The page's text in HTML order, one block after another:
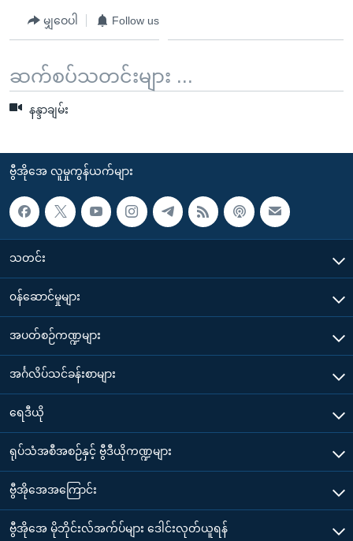
ကျော်
ရန်
မျှဝေပါ Follow us
ဆက်စပ်သတင်းများ ...
နန္ဒာချမ်း
ဗွီအိုအေ လူမှုကွန်ယက်များ
သတင်း
၀န်ဆောင်မှုများ
အပတ်စဉ်ကဏ္ဍများ
အင်္ဂလိပ်သင်ခန်းစာများ
ရေဒီယို
ရုပ်သံအစီအစဉ်နှင့် ဗွီဒီယိုကဏ္ဍများ
ဗွီအိုအေအကြောင်း
ဗွီအိုအေ မိုဘိုင်းလ်အက်ပ်များ ဒေါင်းလုတ်ယူရန်